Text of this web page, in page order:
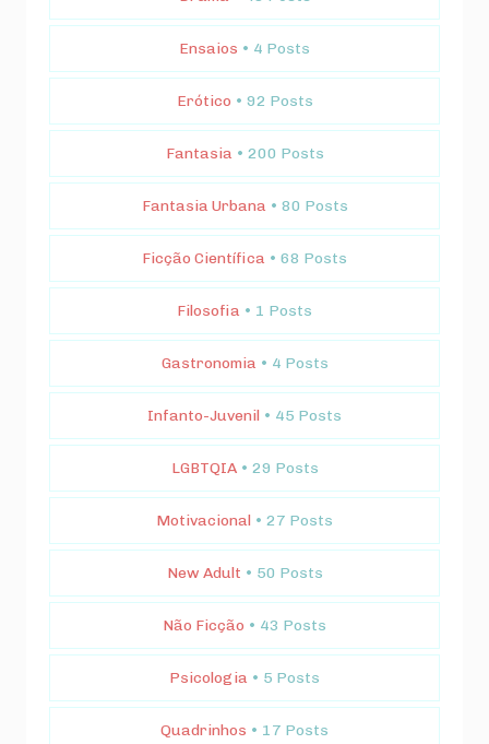
Ensaios • 4 Posts
Erótico • 92 Posts
Fantasia • 200 Posts
Fantasia Urbana • 80 Posts
Ficção Científica • 68 Posts
Filosofia • 1 Posts
Gastronomia • 4 Posts
Infanto-Juvenil • 45 Posts
LGBTQIA • 29 Posts
Motivacional • 27 Posts
New Adult • 50 Posts
Não Ficção • 43 Posts
Psicologia • 5 Posts
Quadrinhos • 17 Posts